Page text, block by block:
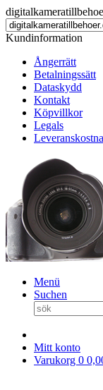
Kundinformation
Ångerrätt
Betalningssätt
Dataskydd
Kontakt
Köpvillkor
Legals
Menü
Suchen
Mitt konto
Varukorg 0